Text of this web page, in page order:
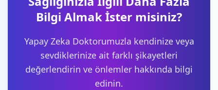
Bilgi Almak İster misiniz?
Yapay Zeka Doktorumuzla kendinize veya
sevdiklerinize ait farklı şikayetleri
değerlendirin ve önlemler hakkında bilgi
edinin.